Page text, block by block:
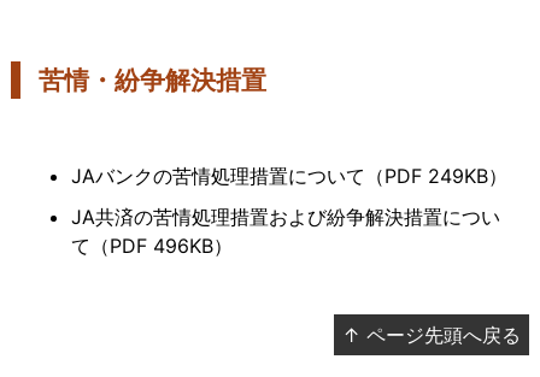
苦情・紛争解決措置
JAバンクの苦情処理措置について（PDF 249KB）
JA共済の苦情処理措置および紛争解決措置につい
て（PDF 496KB）
↑ ページ先頭へ戻る